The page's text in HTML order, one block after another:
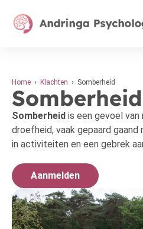
Home › Klachten › Somberheid
Somberheid
Somberheid is een gevoel
droefheid, vaak gepaard
in activiteiten en een gebrek
Aanmelden